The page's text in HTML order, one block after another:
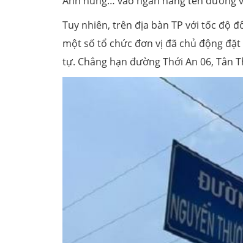
Tuy nhiên, trên địa bàn TP với tốc độ
một số tổ chức đơn vị đã chủ động
tự. Chẳng hạn đường Thới An 06, Tân